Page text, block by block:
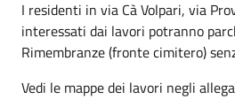
I residenti in via Cà Volpari, via
interessati dai lavori potranno
Rimembranze (fronte cimitero)
Vedi le mappe dei lavori negli